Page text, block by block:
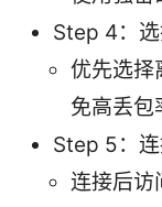
Step 4：
优先选择
免高丢包
Step 5：
连接后访